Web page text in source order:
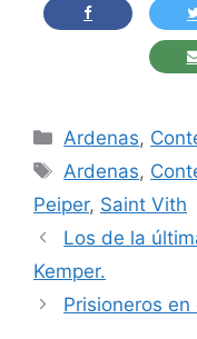
Categorías
Ardenas,
Etiquetas
Ardenas,
Peiper, Saint Vith
Los de la
Kemper.
Prisioneros en